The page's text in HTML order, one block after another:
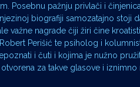
Posebnu pažnju privlači i
biografiji samozatajno stoji
važne nagrade čiji žiri čine
Perišić te psiholog i
i čuti i kojima je nužno
otvorena za takve glasove i